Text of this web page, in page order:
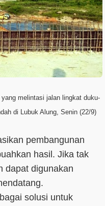
melintasi jalan lingkat duku-
di Lubuk Alung, Senin (22/9)
pembangunan
hasil. Jika tak
dapat digunakan
solusi untuk